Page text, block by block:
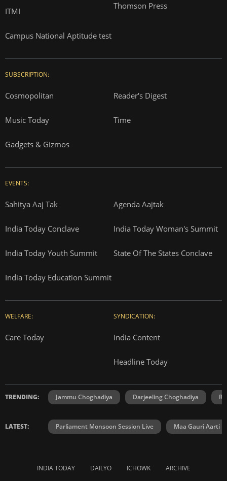
ITMI
Campus National Aptitude test
Thomson Press
SUBSCRIPTION:
Cosmopolitan Reader's Digest
Music Today Time
Gadgets & Gizmos
EVENTS:
Sahitya Aaj Tak Agenda Aajtak
India Today Conclave India Today Woman's Summit
India Today Youth Summit State Of The States Conclave
India Today Education Summit
WELFARE:
Care Today
SYNDICATION:
India Content
Headline Today
TRENDING: Jammu Choghadiya Darjeeling Choghadiya
LATEST: Parliament Monsoon Session Live Maa Gauri Aarti
INDIA TODAY DAILYO ICHOWK ARCHIVE